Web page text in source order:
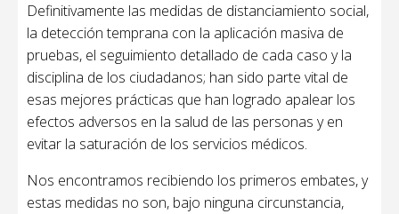
Definitivamente las medidas de distanciamiento social,
la detección temprana con la aplicación masiva de
pruebas, el seguimiento detallado de cada caso y la
disciplina de los ciudadanos; han sido parte vital de
esas mejores prácticas que han logrado apalear los
efectos adversos en la salud de las personas y en
evitar la saturación de los servicios médicos.
Nos encontramos recibiendo los primeros embates, y
estas medidas no son, bajo ninguna circunstancia,